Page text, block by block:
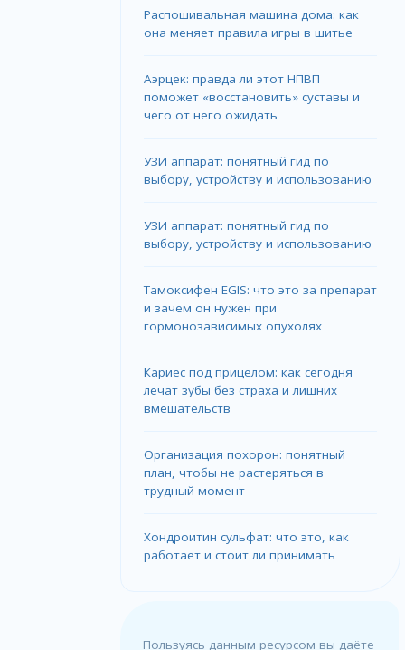
Распошивальная машина дома: как
она меняет правила игры в шитье
Аэрцек: правда ли этот НПВП
поможет «восстановить» суставы и
чего от него ожидать
УЗИ аппарат: понятный гид по
выбору, устройству и использованию
УЗИ аппарат: понятный гид по
выбору, устройству и использованию
Тамоксифен EGIS: что это за препарат
и зачем он нужен при
гормонозависимых опухолях
Кариес под прицелом: как сегодня
лечат зубы без страха и лишних
вмешательств
Организация похорон: понятный
план, чтобы не растеряться в
трудный момент
Хондроитин сульфат: что это, как
работает и стоит ли принимать
Пользуясь данным ресурсом вы даёте